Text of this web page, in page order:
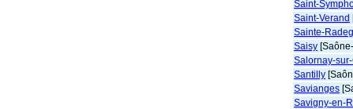
Saint-
Saint-Verand
Sainte-
Saisy
Salornay-
Santilly
Savianges
Savigny-en-